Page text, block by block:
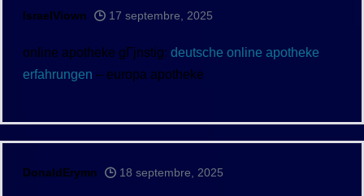
IsraelViown 17 septembre, 2025
online apotheke gГјnstig: deutsche online apotheke
erfahrungen – europa apotheke
DonaldErymn 18 septembre, 2025